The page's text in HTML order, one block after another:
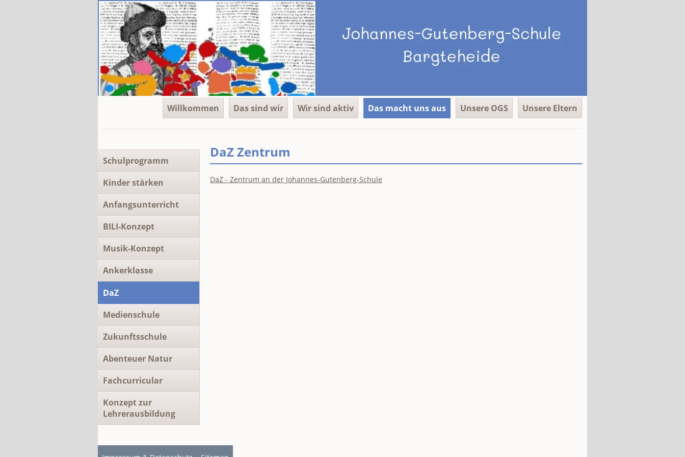
überspringen
Willkommen Das sind wir Wir sind aktiv Das macht uns aus Unsere OGS Unsere Eltern
DaZ Zentrum
DaZ - Zentrum an der Johannes-Gutenberg-Schule
Navigation
überspringen
Schulprogramm
Kinder stärken
Anfangsunterricht
BILI-Konzept
Musik-Konzept
Ankerklasse
DaZ
Medienschule
Zukunftsschule
Abenteuer Natur
Fachcurricular
Konzept zur
Lehrerausbildung